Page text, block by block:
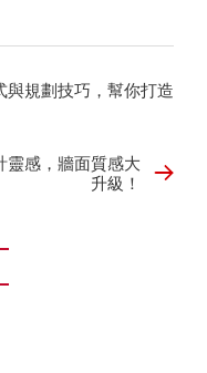
規劃技巧，幫你打造
靈感，牆面質感大
升級！